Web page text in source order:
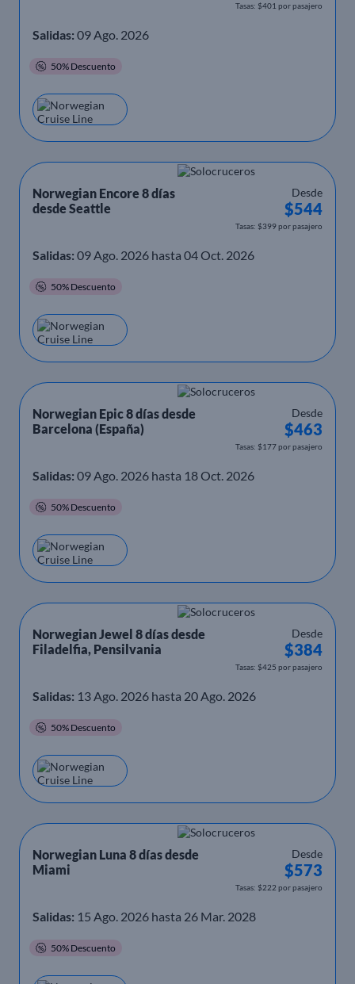
Tasas: $401 por pasajero
Salidas: 09 Ago. 2026
50% Descuento
Norwegian Encore 8 días
desde Seattle
Desde
$544
Tasas: $399 por pasajero
Salidas: 09 Ago. 2026 hasta 04 Oct. 2026
50% Descuento
Norwegian Epic 8 días desde
Barcelona (España)
Desde
$463
Tasas: $177 por pasajero
Salidas: 09 Ago. 2026 hasta 18 Oct. 2026
50% Descuento
Norwegian Jewel 8 días desde
Filadelfia, Pensilvania
Desde
$384
Tasas: $425 por pasajero
Salidas: 13 Ago. 2026 hasta 20 Ago. 2026
50% Descuento
Norwegian Luna 8 días desde
Miami
Desde
$573
Tasas: $222 por pasajero
Salidas: 15 Ago. 2026 hasta 26 Mar. 2028
50% Descuento